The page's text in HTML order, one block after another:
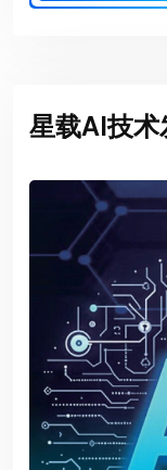
星载AI技术